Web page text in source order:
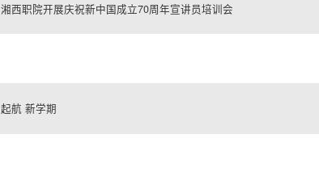
湘西职院开展庆祝新中国成立70周年宣讲员培训会
起航 新学期